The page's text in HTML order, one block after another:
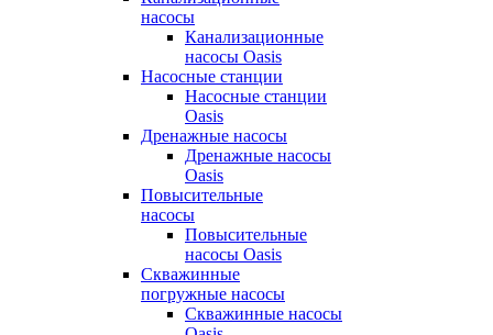
насосы
Канализационные
насосы Oasis
Насосные станции
Насосные станции
Oasis
Дренажные насосы
Дренажные насосы
Oasis
Повысительные
насосы
Повысительные
насосы Oasis
Скважинные
погружные насосы
Скважинные насосы